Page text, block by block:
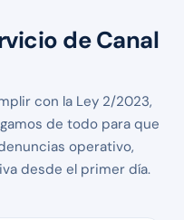
de Canal
con la Ley 2/2023,
de todo para que
operativo,
desde el primer día.